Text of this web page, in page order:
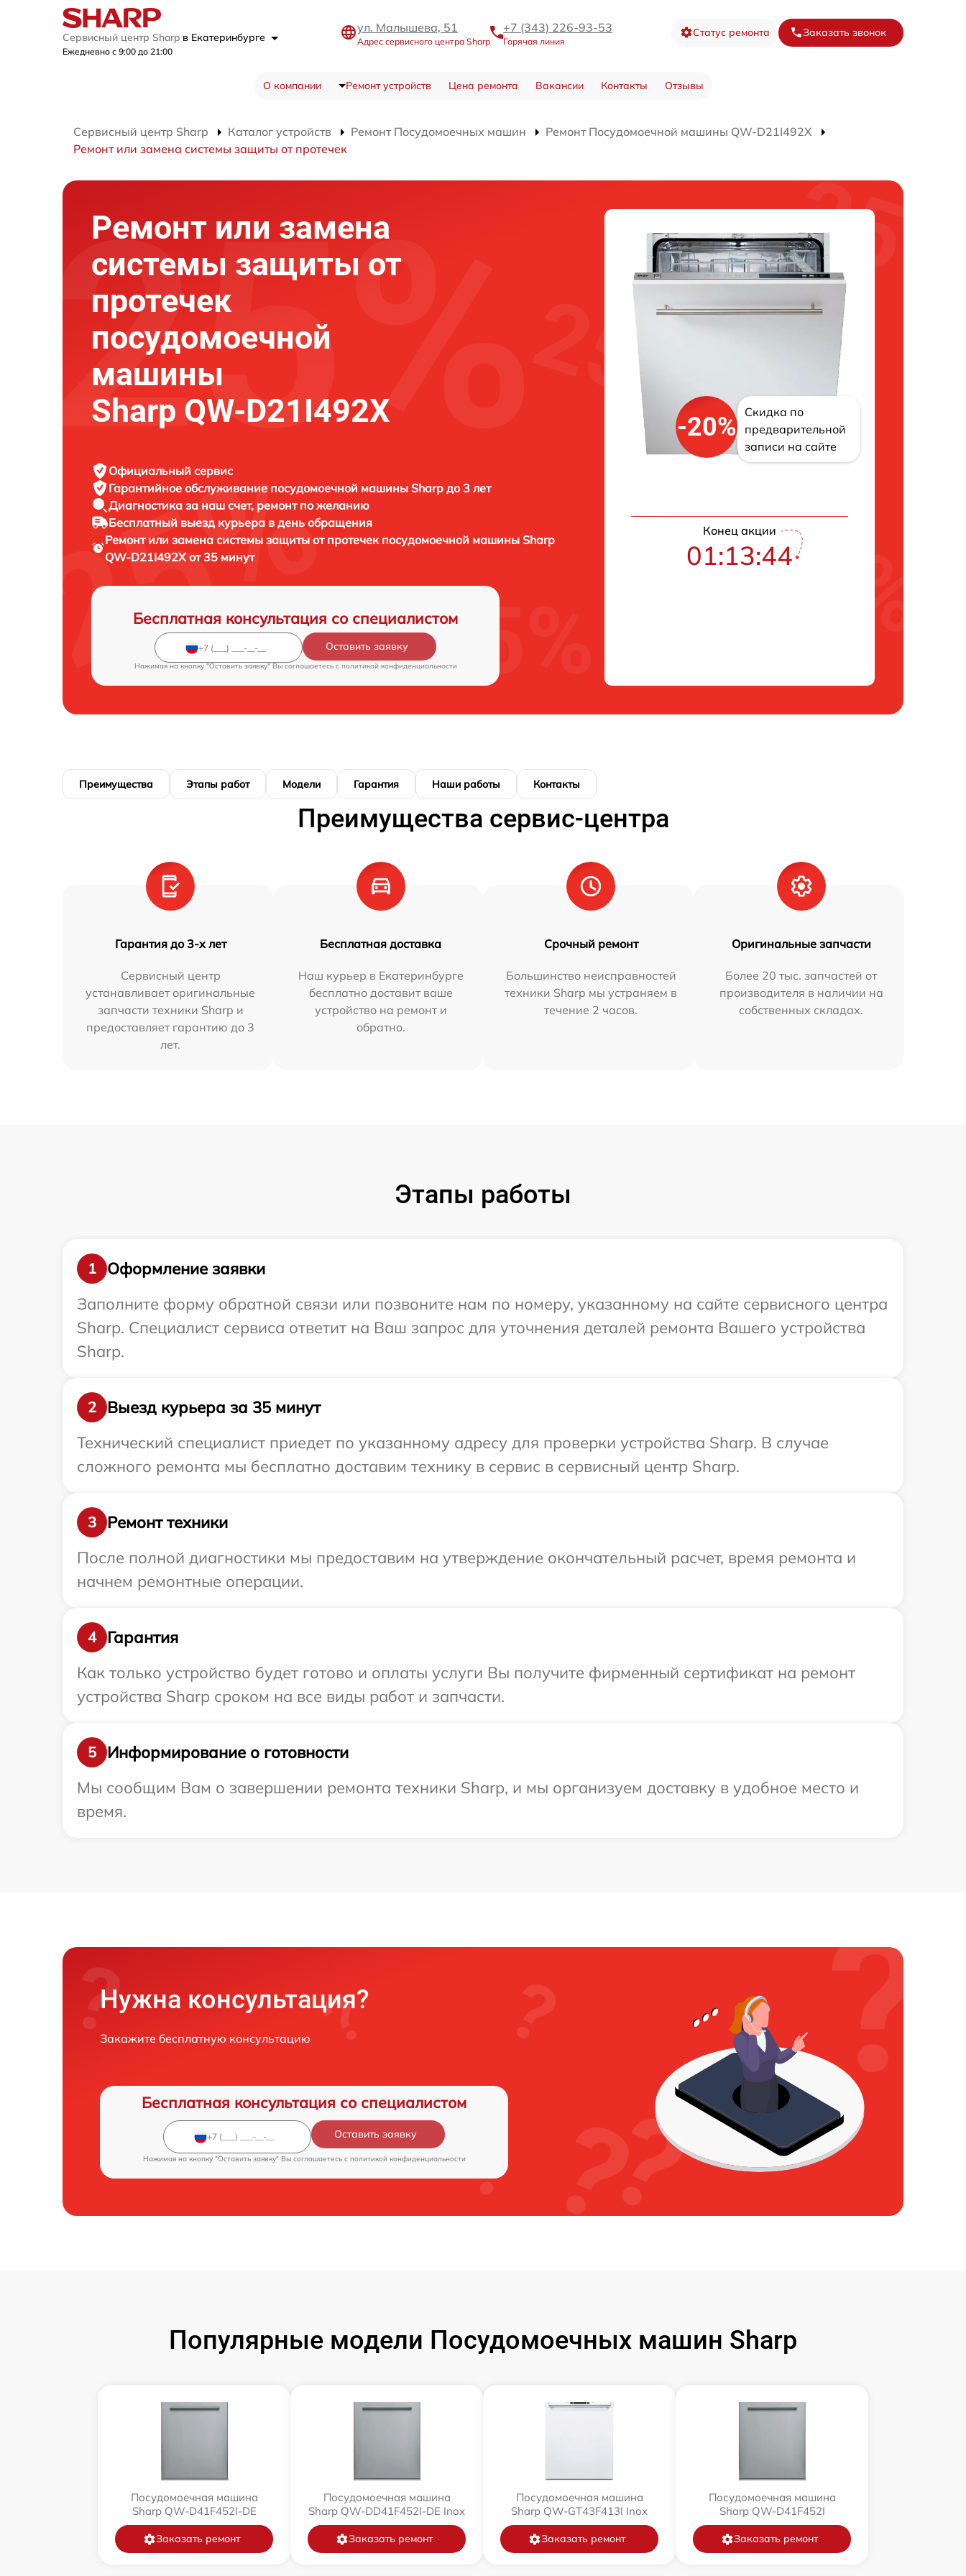
Сервисный центр Sharp в Екатеринбурге
Ежедневно с 9:00 до 21:00
ул. Малышева, 51
Адрес сервисного центра Sharp
+7 (343) 226-93-53
Горячая линия
Статус ремонта Заказать звонок
О компании Ремонт устройств Цена ремонта Вакансии Контакты Отзывы
Сервисный центр Sharp Каталог устройств Ремонт Посудомоечных машин
Ремонт Посудомоечной машины QW-D21I492X
Ремонт или замена системы защиты от протечек
Ремонт или замена
системы защиты от
протечек
посудомоечной
машины
Sharp QW-D21I492X
Официальный сервис
Гарантийное обслуживание посудомоечной машины Sharp до 3 лет
Диагностика за наш счет, ремонт по желанию
Бесплатный выезд курьера в день обращения
Ремонт или замена системы защиты от протечек посудомоечной машины Sharp
QW-D21I492X от 35 минут
Бесплатная консультация со специалистом
Оставить заявку
Нажимая на кнопку "Оставить заявку" Вы соглашаетесь c политикой конфиденциальности
-20%
Скидка по
предварительной
записи на сайте
Конец акции
01:13:43
Преимущества Этапы работ Модели Гарантия Наши работы Контакты
Преимущества сервис-центра
Гарантия до 3-х лет
Сервисный центр
устанавливает оригинальные
запчасти техники Sharp и
предоставляет гарантию до 3
лет.
Бесплатная доставка
Наш курьер в Екатеринбурге
бесплатно доставит ваше
устройство на ремонт и
обратно.
Срочный ремонт
Большинство неисправностей
техники Sharp мы устраняем в
течение 2 часов.
Оригинальные запчасти
Более 20 тыс. запчастей от
производителя в наличии на
собственных складах.
Этапы работы
1
Оформление заявки
Заполните форму обратной связи или позвоните нам по номеру, указанному на сайте сервисного центра
Sharp. Специалист сервиса ответит на Ваш запрос для уточнения деталей ремонта Вашего устройства
Sharp.
2
Выезд курьера за 35 минут
Технический специалист приедет по указанному адресу для проверки устройства Sharp. В случае
сложного ремонта мы бесплатно доставим технику в сервис в сервисный центр Sharp.
3
Ремонт техники
После полной диагностики мы предоставим на утверждение окончательный расчет, время ремонта и
начнем ремонтные операции.
4
Гарантия
Как только устройство будет готово и оплаты услуги Вы получите фирменный сертификат на ремонт
устройства Sharp сроком на все виды работ и запчасти.
5
Информирование о готовности
Мы сообщим Вам о завершении ремонта техники Sharp, и мы организуем доставку в удобное место и
время.
Нужна консультация?
Закажите бесплатную консультацию
Бесплатная консультация со специалистом
Оставить заявку
Нажимая на кнопку "Оставить заявку" Вы соглашаетесь c политикой конфиденциальности
Популярные модели Посудомоечных машин Sharp
Посудомоечная машина
Sharp QW-D41F452I-DE
Заказать ремонт
Посудомоечная машина
Sharp QW-DD41F452I-DE Inox
Заказать ремонт
Посудомоечная машина
Sharp QW-GT43F413I Inox
Заказать ремонт
Посудомоечная машина
Sharp QW-D41F452I
Заказать ремонт